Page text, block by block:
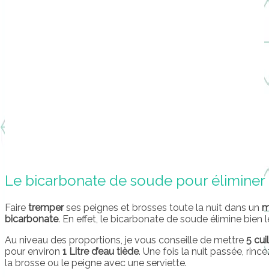
Le bicarbonate de soude pour éliminer
Faire tremperses peignes et brosses toute la nuit dans un
bicarbonate. En effet, le bicarbonate de soude élimine bien
Au niveau des proportions, je vous conseille de mettre 5
pour environ 1 Litre d’eau tiède. Une fois la nuit passée,
la brosse ou le peigne avec une serviette.